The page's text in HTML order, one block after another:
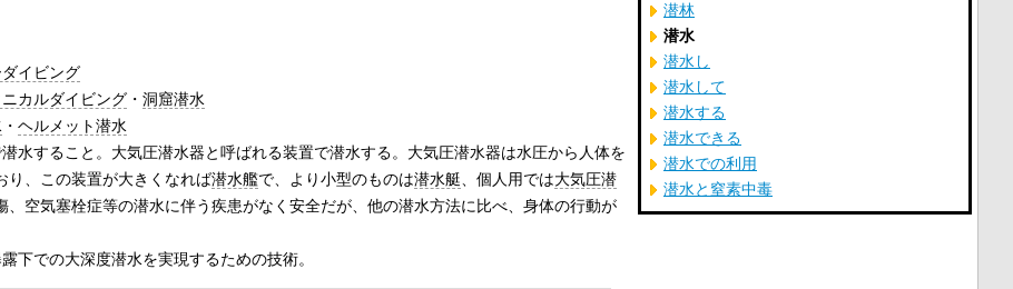
イビング
カルダイビング・ 洞窟潜水
・ ヘルメット潜水
水すること。大気圧潜水器と呼ばれる装置で潜水する。大気圧潜水器は水圧から人体を
り、この装置が大きくなれば潜水艦で、より小型のものは潜水艇 、個人用では大気圧潜
、空気塞栓症等の潜水に伴う疾患がなく安全だが、他の潜水方法に比べ、身体の行動が
下での大深度潜水を実現するための技術。
潜林
潜水
潜水し
潜水して
潜水する
潜水できる
潜水での利用
潜水と窒素中毒